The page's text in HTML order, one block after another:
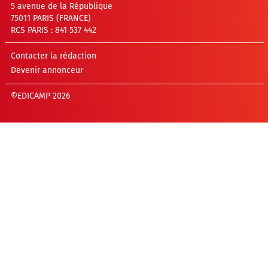
5 avenue de la République
75011 PARIS (FRANCE)
RCS PARIS : 841 537 442
Contacter la rédaction
Devenir annonceur
©EDICAMP 2026